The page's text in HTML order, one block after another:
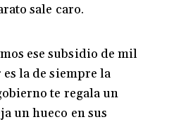
sale caro.
ese subsidio de mil
la de siempre la
te regala un
un hueco en sus